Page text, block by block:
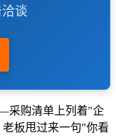
谈
采购清单上列着"企
板甩过来一句"你看